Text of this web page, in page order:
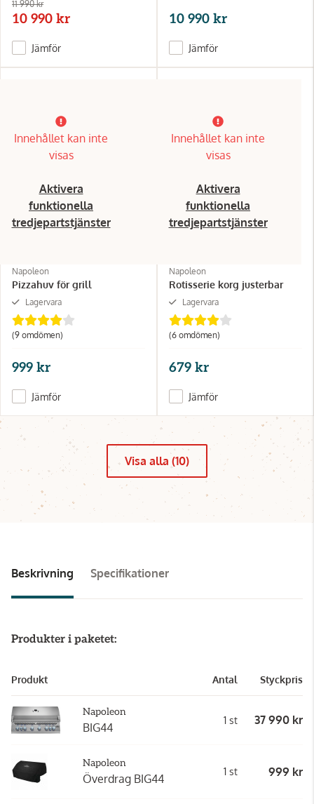
11 990 kr
10 990 kr
Jämför
10 990 kr
Jämför
Innehållet kan inte
visas
Aktivera
funktionella
tredjepartstjänster
Napoleon
Pizzahuv för grill
Lagervara
(9 omdömen)
999 kr
Jämför
Innehållet kan inte
visas
Aktivera
funktionella
tredjepartstjänster
Napoleon
Rotisserie korg justerbar
Lagervara
(6 omdömen)
679 kr
Jämför
Visa alla (10)
Beskrivning Specifikationer
Produkter i paketet:
Produkt Antal Styckpris
Napoleon
BIG44
1 st 37 990 kr
Napoleon
Överdrag BIG44
1 st 999 kr